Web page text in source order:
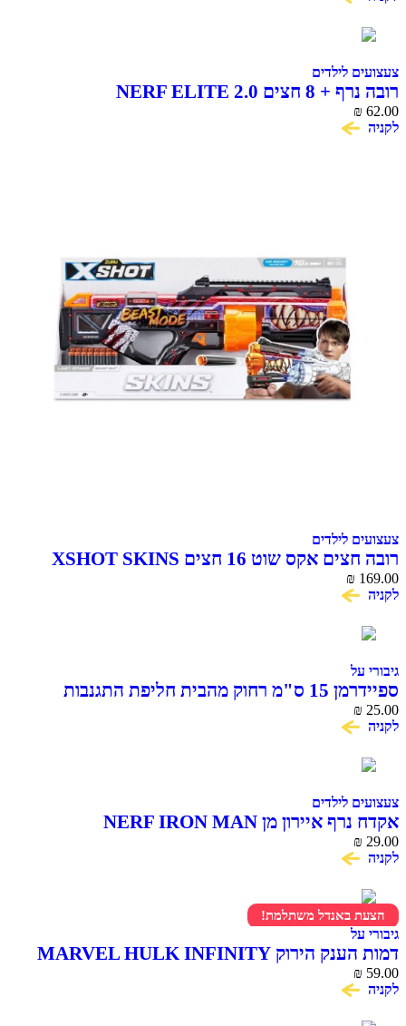
צעצועים לילדים
רובה נרף + 8 חצים NERF ELITE 2.0
₪ 62.00
לקניה
צעצועים לילדים
רובה חצים אקס שוט 16 חצים XSHOT SKINS
BEAST MODE
₪ 169.00
לקניה
גיבורי על
ספיידרמן 15 ס"מ רחוק מהבית חליפת התגנבות
SPIDER MAN
₪ 25.00
לקניה
צעצועים לילדים
אקדח נרף איירון מן NERF IRON MAN
₪ 29.00
לקניה
הצעת באנדל משתלמת!
גיבורי על
דמות הענק הירוק MARVEL HULK INFINITY
WAR סדרת Titan Hero
₪ 59.00
לקניה